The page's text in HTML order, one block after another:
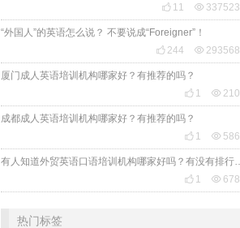
 11  337523
“外国人”的英语怎么说？ 不要说成“Foreigner”！
 244  293568
厦门成人英语培训机构哪家好？有推荐的吗？
 1  210
成都成人英语培训机构哪家好？有推荐的吗？
 1  586
 1  678
热门标签